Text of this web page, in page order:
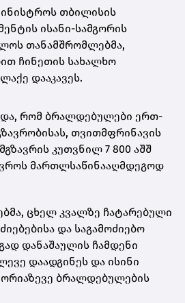
თბილისის
ისანი-სამგორის
თანამშრომლებმა,
ჩინეთის სახალხო
დააკავეს.
რომ ბრალდებულები ერთ-
თვითმფრინავის
კუთვნილ 7 800 აშშ
მართლსაწინააღმდეგოდ
ცხელ კვალზე ჩატარებული
და საგამოძიებო
დანაშაულის ჩამდენი
დაადგინეს და ისინი
ბრალდებულების